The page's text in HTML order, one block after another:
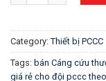
Category: Thiết bị PCCC
Tags: bán Cáng cứu
giá rẻ cho đội pccc